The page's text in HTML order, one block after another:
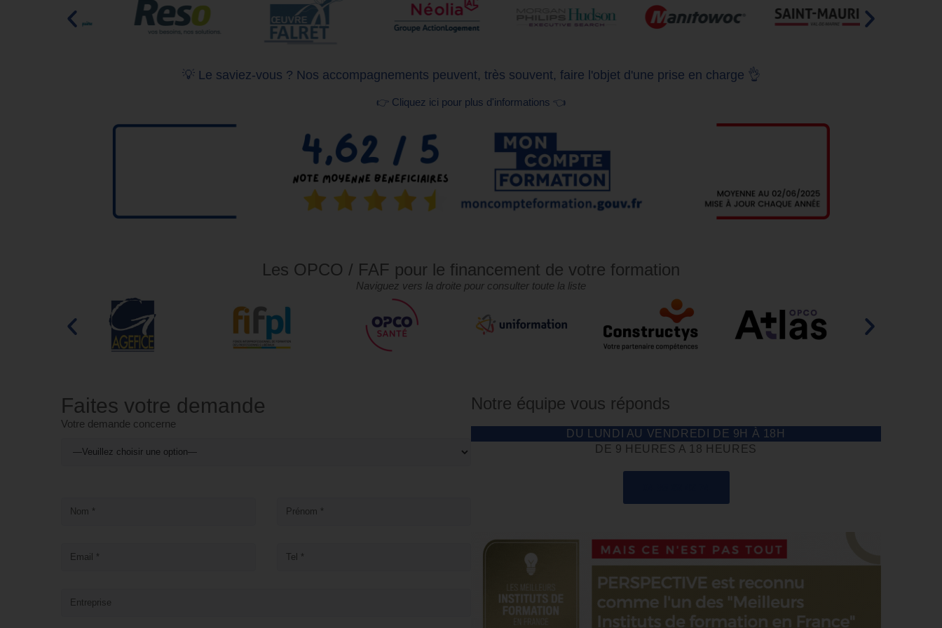
💡 Le saviez-vous ? Nos accompagnements peuvent, très souvent, faire l'objet d'une prise en charge 👌
👉 Cliquez ici pour plus d'informations 👈
Les OPCO / FAF pour le financement de votre formation
Naviguez vers la droite pour consulter toute la liste
Faites votre demande
Votre demande concerne
Notre équipe vous réponds
DU LUNDI AU VENDREDI DE 9H À 18H
DE 9 HEURES A 18 HEURES